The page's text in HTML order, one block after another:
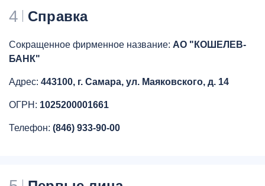
4 Справка
Сокращенное фирменное название: АО "КОШЕЛЕВ-
БАНК"
Адрес: 443100, г. Самара, ул. Маяковского, д. 14
ОГРН: 1025200001661
Телефон: (846) 933-90-00